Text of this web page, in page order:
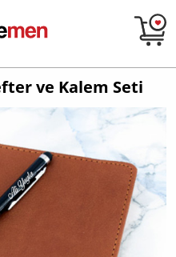
ve Kalem Seti